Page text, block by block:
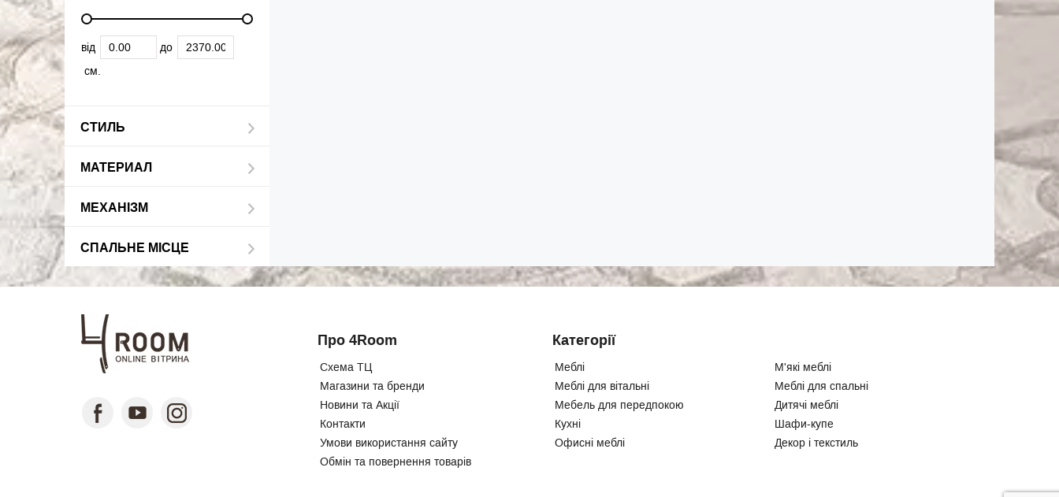
від
до
см.
СТИЛЬ
МАТЕРИАЛ
МЕХАНІЗМ
СПАЛЬНЕ МІСЦЕ
Про 4Room
Схема ТЦ
Магазини та бренди
Новини та Акції
Контакти
Умови використання сайту
Обмін та повернення товарів
Категорії
Меблі
М'які меблі
Меблі для вітальні
Меблі для спальні
Мебель для передпокою
Дитячі меблі
Кухні
Шафи-купе
Офисні меблі
Декор і текстиль